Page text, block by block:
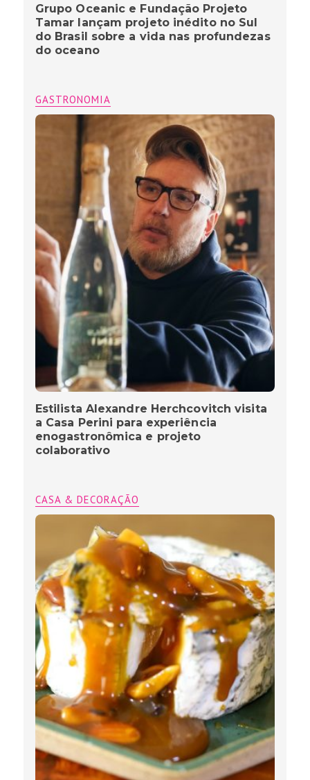
Grupo Oceanic e Fundação Projeto
Tamar lançam projeto inédito no Sul
do Brasil sobre a vida nas profundezas
do oceano
GASTRONOMIA
Estilista Alexandre Herchcovitch visita
a Casa Perini para experiência
enogastronômica e projeto
colaborativo
CASA & DECORAÇÃO